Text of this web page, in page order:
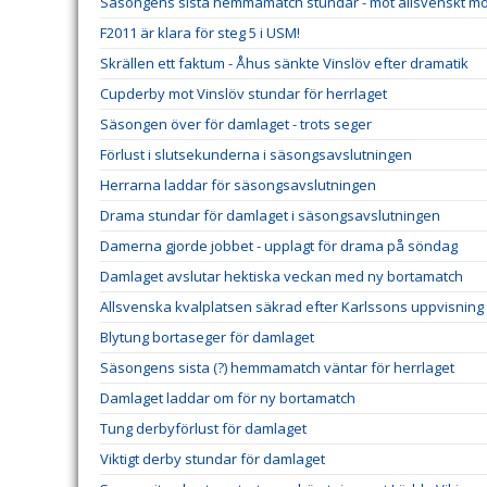
F2011 är klara för steg 5 i USM!
Skrällen ett faktum - Åhus sänkte Vinslöv efter dramatik
Cupderby mot Vinslöv stundar för herrlaget
Säsongen över för damlaget - trots seger
Förlust i slutsekunderna i säsongsavslutningen
Herrarna laddar för säsongsavslutningen
Drama stundar för damlaget i säsongsavslutningen
Damerna gjorde jobbet - upplagt för drama på söndag
Damlaget avslutar hektiska veckan med ny bortamatch
Allsvenska kvalplatsen säkrad efter Karlssons uppvisning
Blytung bortaseger för damlaget
Säsongens sista (?) hemmamatch väntar för herrlaget
Damlaget laddar om för ny bortamatch
Tung derbyförlust för damlaget
Viktigt derby stundar för damlaget